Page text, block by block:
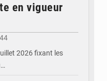
en vigueur
2026 fixant les